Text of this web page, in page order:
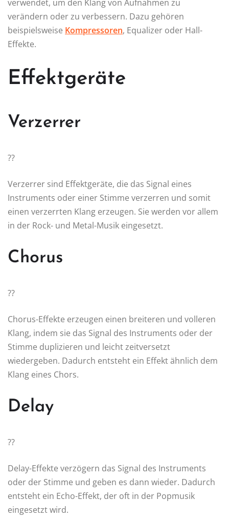
verwendet, um den Klang von Aufnahmen zu
verändern oder zu verbessern. Dazu gehören
beispielsweise Kompressoren, Equalizer oder Hall-
Effekte.
Effektgeräte
Verzerrer
??
Verzerrer sind Effektgeräte, die das Signal eines
Instruments oder einer Stimme verzerren und somit
einen verzerrten Klang erzeugen. Sie werden vor allem
in der Rock- und Metal-Musik eingesetzt.
Chorus
??
Chorus-Effekte erzeugen einen breiteren und volleren
Klang, indem sie das Signal des Instruments oder der
Stimme duplizieren und leicht zeitversetzt
wiedergeben. Dadurch entsteht ein Effekt ähnlich dem
Klang eines Chors.
Delay
?️?
Delay-Effekte verzögern das Signal des Instruments
oder der Stimme und geben es dann wieder. Dadurch
entsteht ein Echo-Effekt, der oft in der Popmusik
eingesetzt wird.